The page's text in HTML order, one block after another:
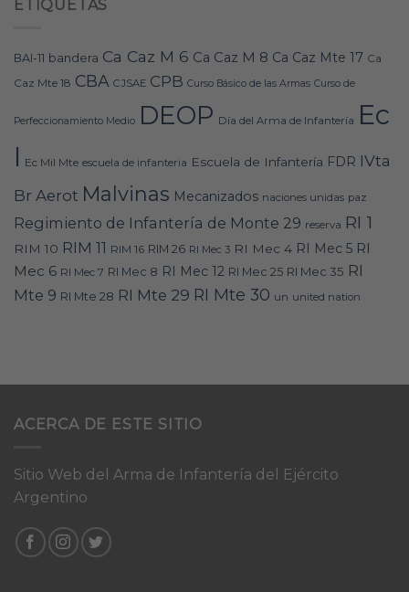
ETIQUETAS
BAI-11 bandera Ca Caz M 6 Ca Caz M 8 Ca Caz Mte 17 Ca
Caz Mte 18 CBA CJSAE CPB Curso Básico de las Armas Curso de
Perfeccionamiento Medio DEOP Día del Arma de Infantería Ec
I Ec Mil Mte escuela de infanteria Escuela de Infantería FDR IVta
Br Aerot Malvinas Mecanizados naciones unidas paz
Regimiento de Infantería de Monte 29 reserva RI 1
RIM 10 RIM 11 RIM 16 RIM 26 RI Mec 3 RI Mec 4 RI Mec 5 RI
Mec 6 RI Mec 7 RI Mec 8 RI Mec 12 RI Mec 25 RI Mec 35 RI
Mte 9 RI Mte 28 RI Mte 29 RI Mte 30 un united nation
ACERCA DE ESTE SITIO
Sitio Web del Arma de Infantería del Ejército
Argentino